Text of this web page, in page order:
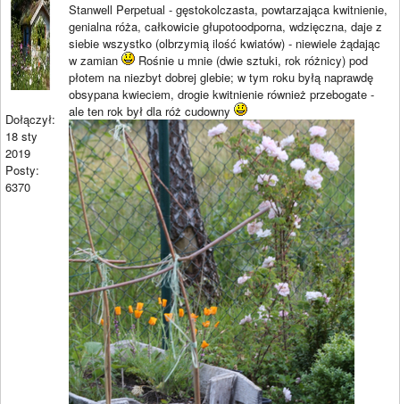
Dołączył:
18 sty
2019
Posty:
6370
Stanwell Perpetual - gęstokolczasta, powtarzająca kwitnienie,
genialna róża, całkowicie głupotoodporna, wdzięczna, daje z
siebie wszystko (olbrzymią ilość kwiatów) - niewiele żądając
w zamian
Rośnie u mnie (dwie sztuki, rok różnicy) pod
płotem na niezbyt dobrej glebie; w tym roku byłą naprawdę
obsypana kwieciem, drogie kwitnienie również przebogate -
ale ten rok był dla róż cudowny